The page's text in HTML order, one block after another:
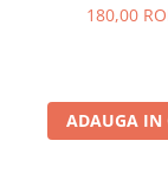
180,00
ADAUGA IN